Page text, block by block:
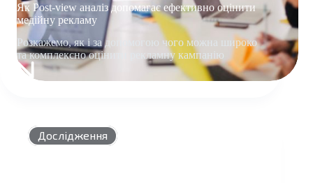
Як Post-view аналіз допомагає ефективно оцінити
медійну рекламу
Розкажемо, як і за допомогою чого можна широко
та комплексно оцінити рекламну кампанію
ЯК
ДОПОМАГАЄ
ЕФЕКТИВНО
Дослідження